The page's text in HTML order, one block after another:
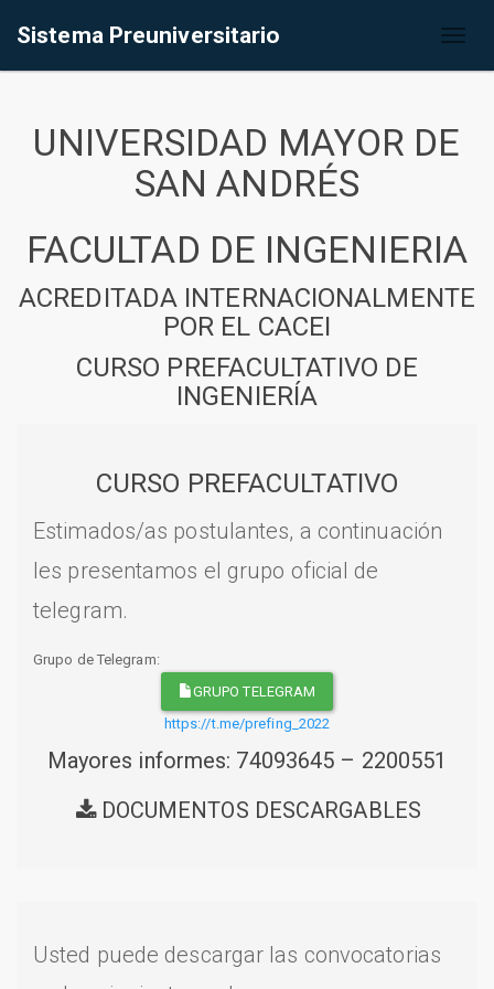
Sistema Preuniversitario
UNIVERSIDAD MAYOR DE
SAN ANDRÉS
FACULTAD DE INGENIERIA
ACREDITADA INTERNACIONALMENTE
POR EL CACEI
CURSO PREFACULTATIVO DE
INGENIERÍA
CURSO PREFACULTATIVO
Estimados/as postulantes, a continuación
les presentamos el grupo oficial de
telegram.
Grupo de Telegram:
GRUPO TELEGRAM
https://t.me/prefing_2022
Mayores informes: 74093645 – 2200551
DOCUMENTOS DESCARGABLES
Usted puede descargar las convocatorias